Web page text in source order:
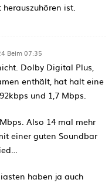
ist.
Beim 07:35
Dolby Digital Plus,
enthält, hat halt eine
und 1,7 Mbps.
Also 14 mal mehr
einer guten Soundbar
haben ja auch